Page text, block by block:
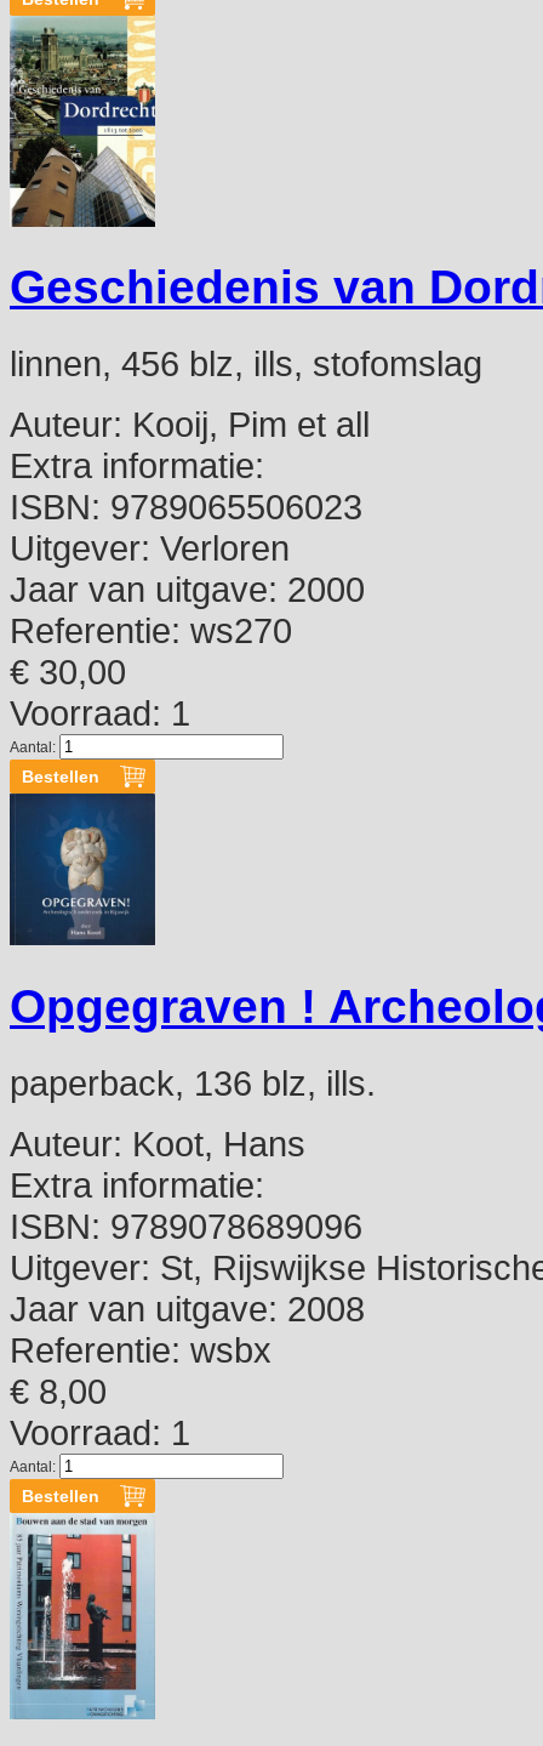
Geschiedenis van
linnen, 456 blz, ills, stofomslag
Auteur: Kooij, Pim et all
Extra informatie:
ISBN: 9789065506023
Uitgever: Verloren
Jaar van uitgave: 2000
Referentie: ws270
€ 30,00
Voorraad: 1
Aantal:
Opgegraven !
paperback, 136 blz, ills.
Auteur: Koot, Hans
Extra informatie:
ISBN: 9789078689096
Uitgever: St, Rijswijkse
Jaar van uitgave: 2008
Referentie: wsbx
€ 8,00
Voorraad: 1
Aantal: